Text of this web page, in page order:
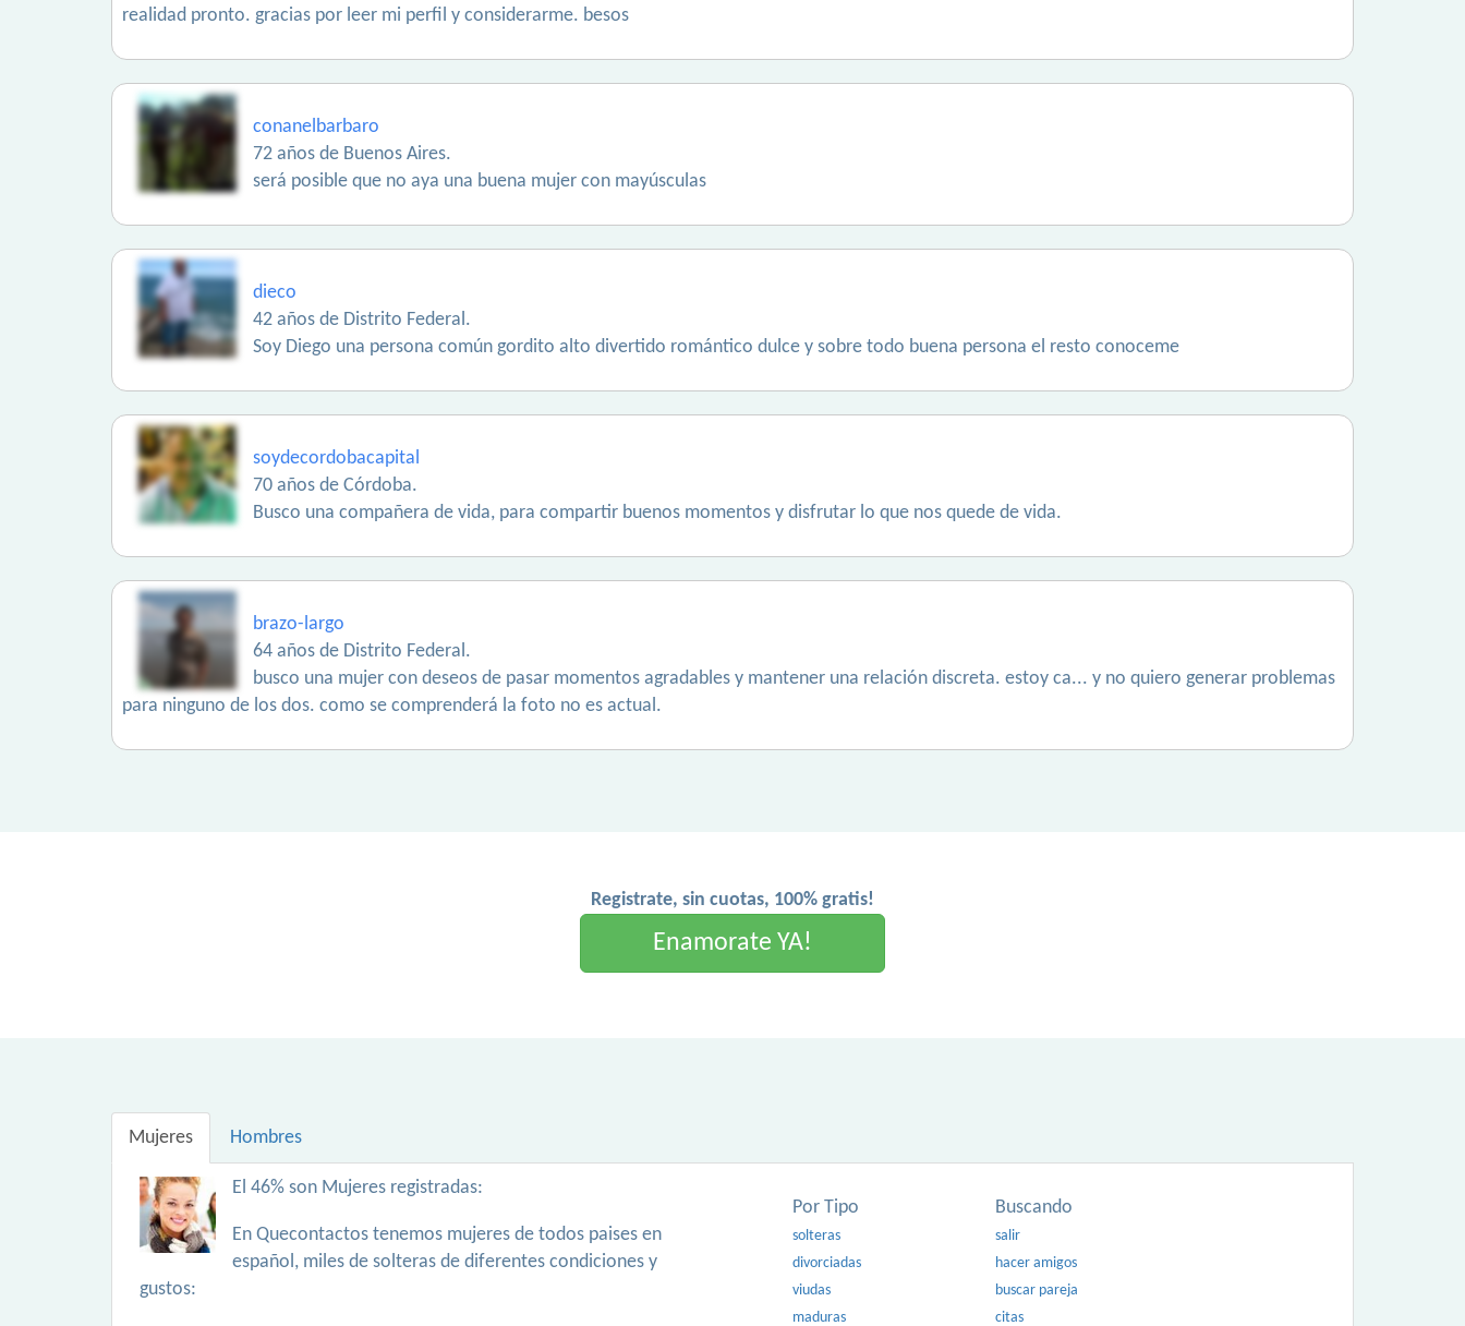
realidad pronto. gracias por leer mi perfil y considerarme. besos
conanelbarbaro
72 años de Buenos Aires.
será posible que no aya una buena mujer con mayúsculas
dieco
42 años de Distrito Federal.
Soy Diego una persona común gordito alto divertido romántico dulce y sobre todo buena persona el resto conoceme
soydecordobacapital
70 años de Córdoba.
Busco una compañera de vida, para compartir buenos momentos y disfrutar lo que nos quede de vida.
brazo-largo
64 años de Distrito Federal.
busco una mujer con deseos de pasar momentos agradables y mantener una relación discreta. estoy ca... y no quiero generar problemas
para ninguno de los dos. como se comprenderá la foto no es actual.
Registrate, sin cuotas, 100% gratis!
Enamorate YA!
Mujeres Hombres
El 46% son Mujeres registradas:
En Quecontactos tenemos mujeres de todos paises en
español, miles de solteras de diferentes condiciones y
gustos:
Por Tipo
solteras
divorciadas
viudas
maduras
Buscando
salir
hacer amigos
buscar pareja
citas